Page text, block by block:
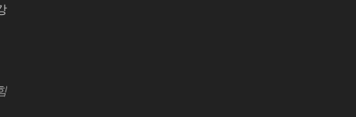
센터